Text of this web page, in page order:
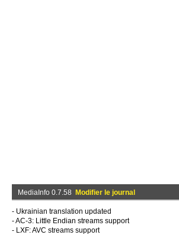
MediaInfo 0.7.58 Modifier le journal
- Ukrainian translation updated
- AC-3: Little Endian streams support
- LXF: AVC streams support